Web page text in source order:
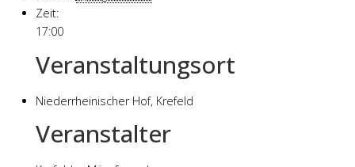
Zeit:
17:00
Veranstaltungsort
Niederrheinischer Hof, Krefeld
Veranstalter